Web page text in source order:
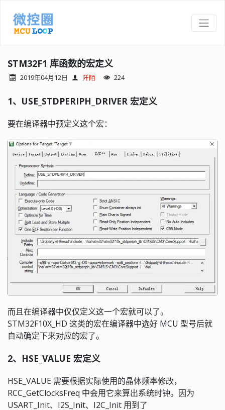
STM32F1 库函数的宏定义
2019年04月12日 阡陌 224
1、USE_STDPERIPH_DRIVER 宏定义
要在编译器中预定义这个宏：
而且在编译器中仅仅定义这一个宏就可以了。
STM32F10X_HD 这类的宏在编译器中选好 MCU 型号后就
自动确定下来对应的宏了。
2、HSE_VALUE 宏定义
HSE_VALUE 需要根据实际使用的晶体频率修改，
RCC_GetClocksFreq 中会用它来算出系统时钟。因为
USART_Init、I2S_Init、I2C_Init 用到了